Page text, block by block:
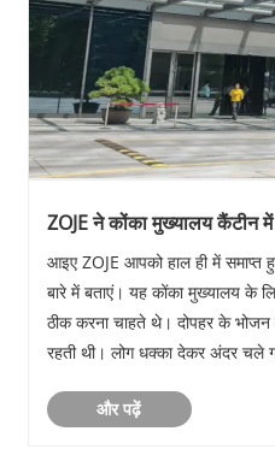
​ZOJE ने कोंका मुख्यालय कैंटीन
आइए ZOJE आपको हाल ही में
बारे में बताएं। यह कोंका मुख्यालय के
ठीक करना चाहते थे। दोपहर के
रहती थी। लोग धक्का देकर अंदर चले
और पढ़ें